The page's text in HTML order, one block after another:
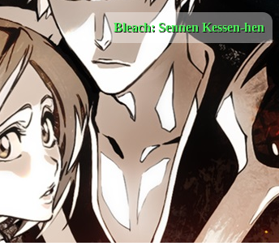
Bleach: Sennen Kessen-hen